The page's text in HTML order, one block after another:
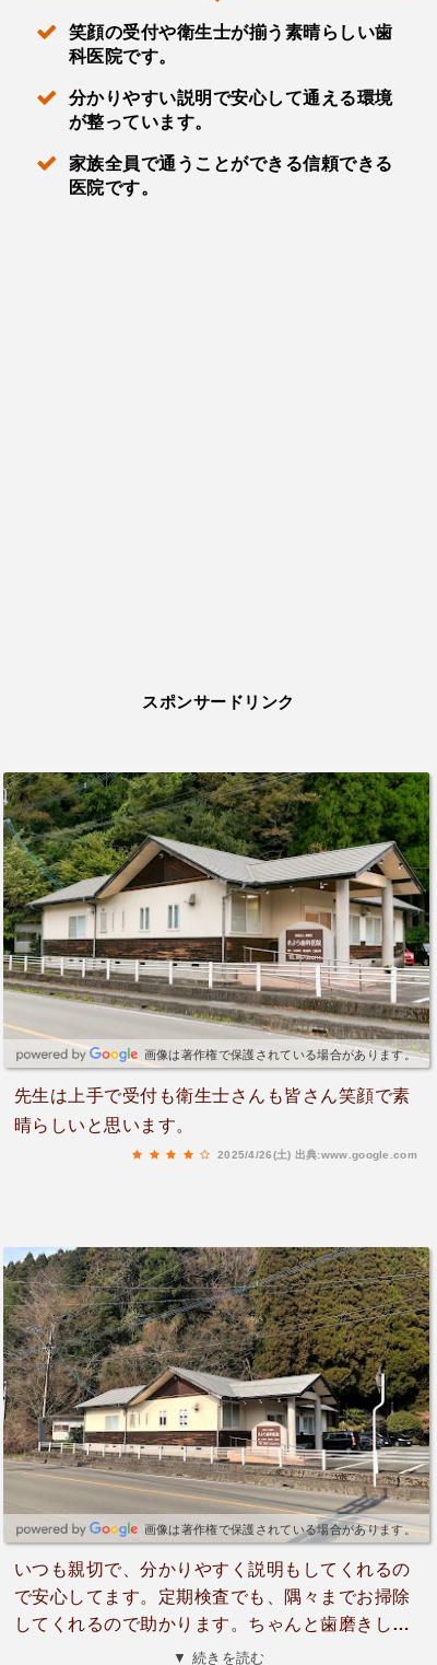
笑顔の受付や衛生士が揃う素晴らしい歯
科医院です。
分かりやすい説明で安心して通える環境
が整っています。
家族全員で通うことができる信頼できる
医院です。
スポンサードリンク
画像は著作権で保護されている場合があります。
先生は上手で受付も衛生士さんも皆さん笑顔で素
晴らしいと思います。
2025/4/26(土) 出典:www.google.com
画像は著作権で保護されている場合があります。
いつも親切で、分かりやすく説明もしてくれるの
で安心してます。定期検査でも、隅々までお掃除
してくれるので助かります。ちゃんと歯磨きして
るつもりですが...💦ありがとうございます😊
▼ 続きを読む